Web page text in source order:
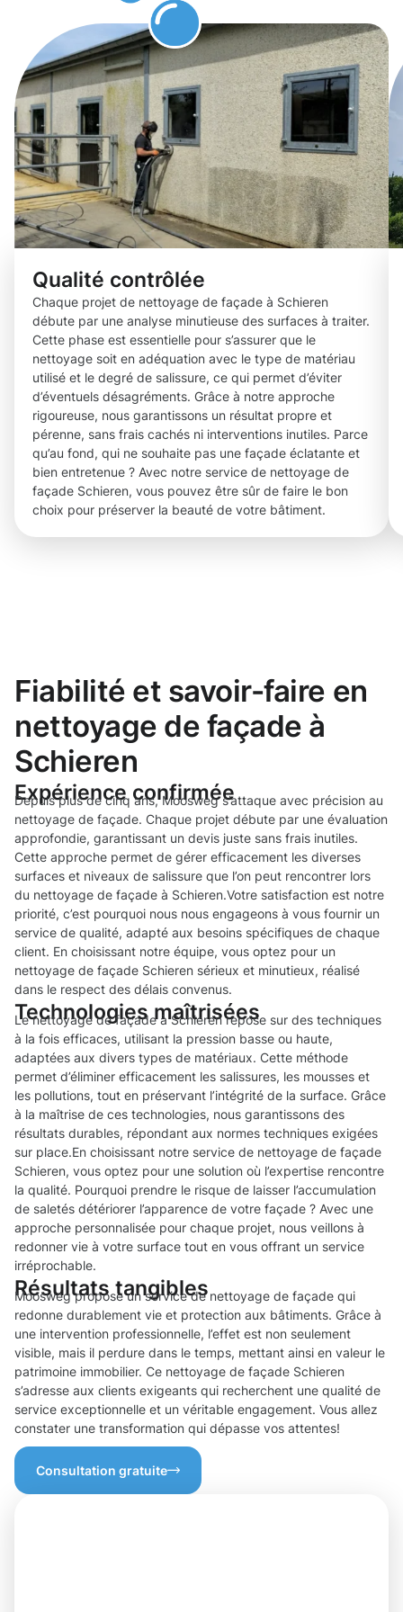
Qualité contrôlée
Chaque projet de nettoyage de façade à Schieren
débute par une analyse minutieuse des surfaces à traiter.
Cette phase est essentielle pour s’assurer que le
nettoyage soit en adéquation avec le type de matériau
utilisé et le degré de salissure, ce qui permet d’éviter
d’éventuels désagréments. Grâce à notre approche
rigoureuse, nous garantissons un résultat propre et
pérenne, sans frais cachés ni interventions inutiles. Parce
qu’au fond, qui ne souhaite pas une façade éclatante et
bien entretenue ? Avec notre service de nettoyage de
façade Schieren, vous pouvez être sûr de faire le bon
choix pour préserver la beauté de votre bâtiment.
Fiabilité et savoir-faire en
nettoyage de façade à
Schieren
Expérience confirmée
Depuis plus de cinq ans, Moosweg s’attaque avec précision au
nettoyage de façade. Chaque projet débute par une évaluation
approfondie, garantissant un devis juste sans frais inutiles.
Cette approche permet de gérer efficacement les diverses
surfaces et niveaux de salissure que l’on peut rencontrer lors
du nettoyage de façade à Schieren.Votre satisfaction est notre
priorité, c’est pourquoi nous nous engageons à vous fournir un
service de qualité, adapté aux besoins spécifiques de chaque
client. En choisissant notre équipe, vous optez pour un
nettoyage de façade Schieren sérieux et minutieux, réalisé
dans le respect des délais convenus.
Technologies maîtrisées
Le nettoyage de façade à Schieren repose sur des techniques
à la fois efficaces, utilisant la pression basse ou haute,
adaptées aux divers types de matériaux. Cette méthode
permet d’éliminer efficacement les salissures, les mousses et
les pollutions, tout en préservant l’intégrité de la surface. Grâce
à la maîtrise de ces technologies, nous garantissons des
résultats durables, répondant aux normes techniques exigées
sur place.En choisissant notre service de nettoyage de façade
Schieren, vous optez pour une solution où l’expertise rencontre
la qualité. Pourquoi prendre le risque de laisser l’accumulation
de saletés détériorer l’apparence de votre façade ? Avec une
approche personnalisée pour chaque projet, nous veillons à
redonner vie à votre surface tout en vous offrant un service
irréprochable.
Résultats tangibles
Moosweg propose un service de nettoyage de façade qui
redonne durablement vie et protection aux bâtiments. Grâce à
une intervention professionnelle, l’effet est non seulement
visible, mais il perdure dans le temps, mettant ainsi en valeur le
patrimoine immobilier. Ce nettoyage de façade Schieren
s’adresse aux clients exigeants qui recherchent une qualité de
service exceptionnelle et un véritable engagement. Vous allez
constater une transformation qui dépasse vos attentes!
Consultation gratuite